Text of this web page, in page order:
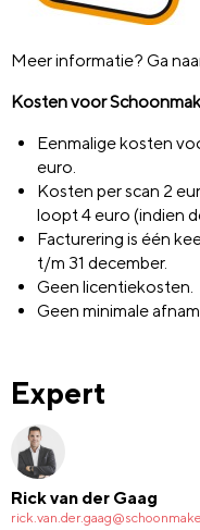
Meer informatie? Ga
Kosten voor
Eenmalige kosten
euro.
Kosten per scan 2
loopt 4 euro (indien
Facturering is één
t/m 31 december.
Geen licentiekosten.
Geen minimale
Expert
Rick van der Gaag